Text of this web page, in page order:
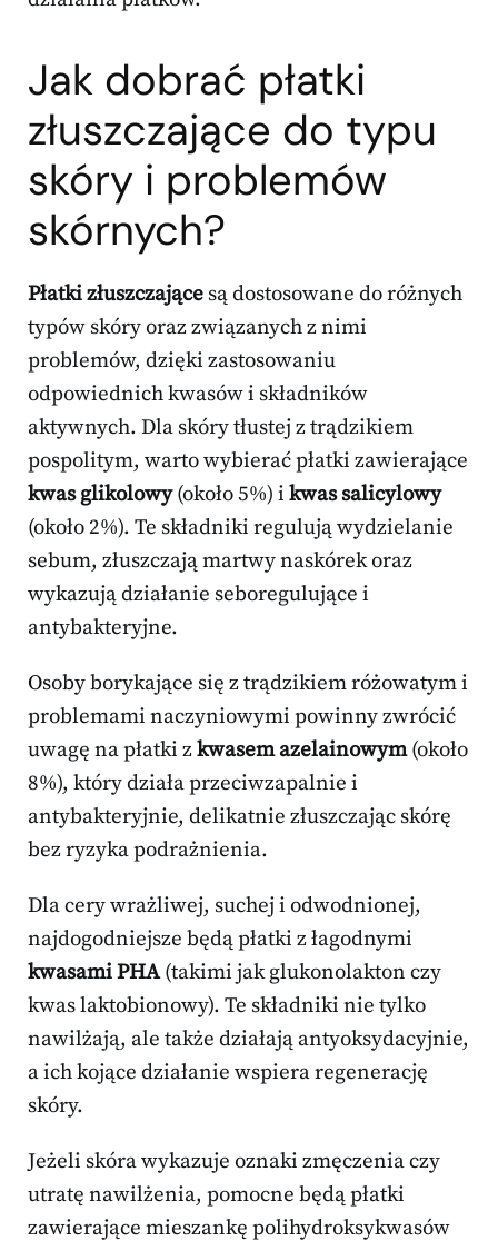
Jak dobrać płatki
złuszczające do typu
skóry i problemów
skórnych?
Płatki złuszczające są dostosowane do różnych
typów skóry oraz związanych z nimi
problemów, dzięki zastosowaniu
odpowiednich kwasów i składników
aktywnych. Dla skóry tłustej z trądzikiem
pospolitym, warto wybierać płatki zawierające
kwas glikolowy(około 5%) i kwas salicylowy
(około 2%). Te składniki regulują wydzielanie
sebum, złuszczają martwy naskórek oraz
wykazują działanie seboregulujące i
antybakteryjne.
Osoby borykające się z trądzikiem różowatym i
problemami naczyniowymi powinny zwrócić
uwagę na płatki zkwasem azelainowym(około
8%), który działa przeciwzapalnie i
antybakteryjnie, delikatnie złuszczając skórę
bez ryzyka podrażnienia.
Dla cery wrażliwej, suchej i odwodnionej,
najdogodniejsze będą płatki z łagodnymi
kwasami PHA(takimi jak glukonolakton czy
kwas laktobionowy). Te składniki nie tylko
nawilżają, ale także działają antyoksydacyjnie,
a ich kojące działanie wspiera regenerację
skóry.
Jeżeli skóra wykazuje oznaki zmęczenia czy
utratę nawilżenia, pomocne będą płatki
zawierające mieszankę polihydroksykwasów